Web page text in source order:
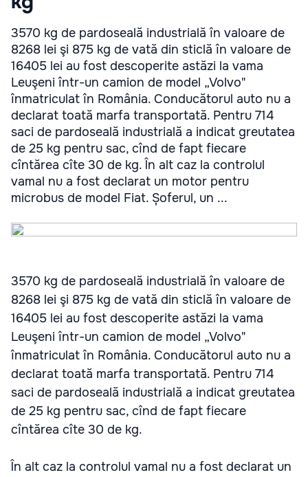
3570 kg de pardoseală industrială în valoare de
8268 lei şi 875 kg de vată din sticlă în valoare de
16405 lei au fost descoperite astăzi la vama
Leuşeni într-un camion de model „Volvo"
înmatriculat în România. Conducătorul auto nu a
declarat toată marfa transportată. Pentru 714
saci de pardoseală industrială a indicat greutatea
de 25 kg pentru sac, cînd de fapt fiecare
cîntărea cîte 30 de kg. În alt caz la controlul
vamal nu a fost declarat un motor pentru
microbus de model Fiat. Șoferul, un ...
3570 kg de pardoseală industrială în valoare de
8268 lei şi 875 kg de vată din sticlă în valoare de
16405 lei au fost descoperite astăzi la vama
Leuşeni într-un camion de model „Volvo"
înmatriculat în România. Conducătorul auto nu a
declarat toată marfa transportată. Pentru 714
saci de pardoseală industrială a indicat greutatea
de 25 kg pentru sac, cînd de fapt fiecare
cîntărea cîte 30 de kg.
În alt caz la controlul vamal nu a fost declarat un